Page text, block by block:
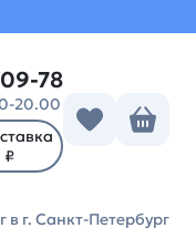
78
20.00
₽
в г. Санкт-Петербург